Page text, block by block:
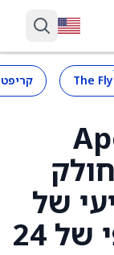
The Fly
של
26 סנט, לעומת צפי של 24